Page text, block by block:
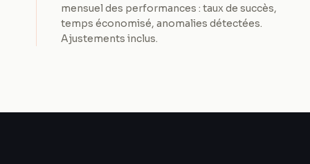
mensuel des performances : taux de succès,
temps économisé, anomalies détectées.
Ajustements inclus.